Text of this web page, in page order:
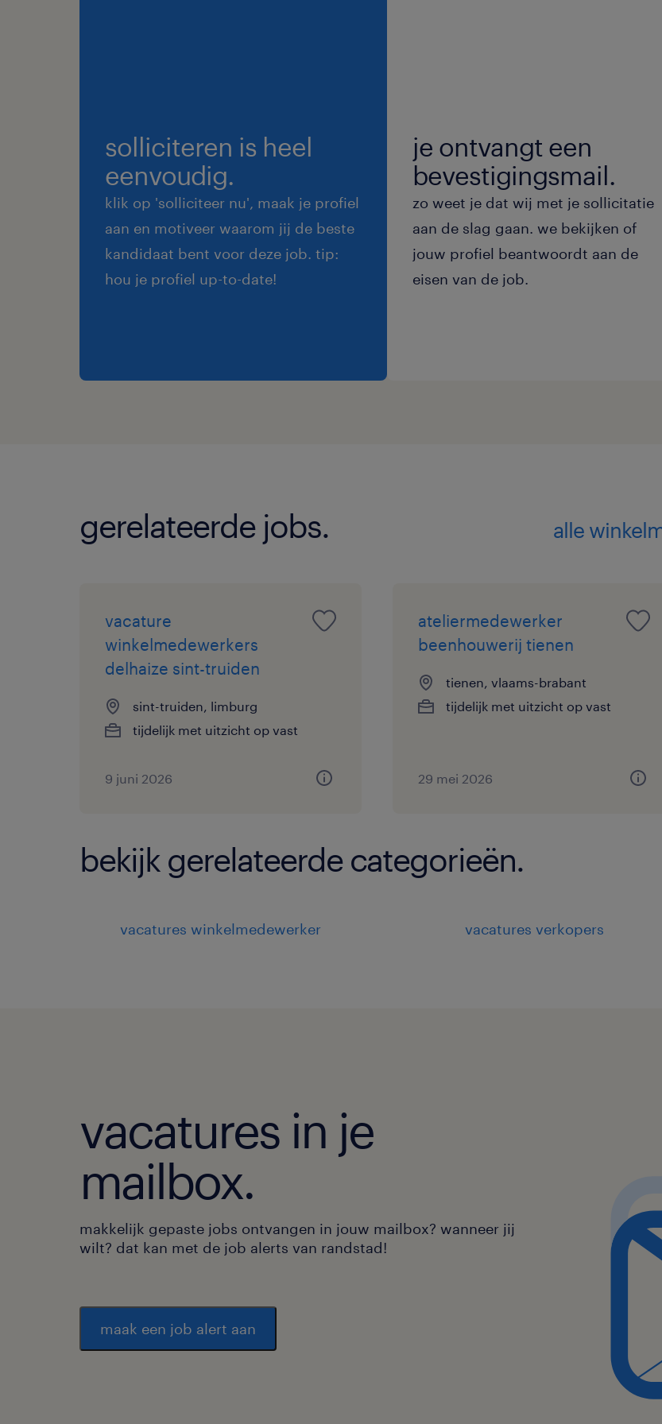
solliciteren is heel
eenvoudig.
klik op 'solliciteer nu', maak je profiel
aan en motiveer waarom jij de beste
kandidaat bent voor deze job. tip:
hou je profiel up-to-date!
je ontvangt een
bevestigingsmail.
zo weet je dat wij met je sollicitatie
aan de slag gaan. we bekijken of
jouw profiel beantwoordt aan de
eisen van de job.
gerelateerde jobs. alle
vacature
winkelmedewerkers
delhaize sint-truiden
sint-truiden, limburg
tijdelijk met uitzicht op vast
9 juni 2026
ateliermedewerker
beenhouwerij tienen
tienen, vlaams-brabant
tijdelijk met uitzicht op vast
29 mei 2026
bekijk gerelateerde categorieën.
vacatures winkelmedewerker vacatures verkopers
vacatures in je
mailbox.
makkelijk gepaste jobs ontvangen in jouw mailbox? wanneer jij
wilt? dat kan met de job alerts van randstad!
maak een job alert aan